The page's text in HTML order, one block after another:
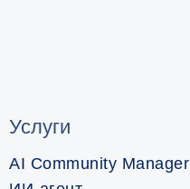
AI Community Manager
Услуги